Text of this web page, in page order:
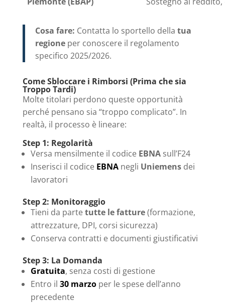
Cosa fare: Contatta lo sportello della tua
regioneper conoscere il regolamento
specifico 2025/2026.
Come Sbloccare i Rimborsi (Prima che sia
Troppo Tardi)
Molte titolari perdono queste opportunità
perché pensano sia “troppo complicato”. In
realtà, il processo è lineare:
Step 1: Regolarità
Versa mensilmente il codice EBNAsull’F24
Inserisci il codice EBNAnegli Uniemensdei
lavoratori
Step 2: Monitoraggio
Tieni da partetutte le fatture(formazione,
attrezzature, DPI, corsi sicurezza)
Conserva contratti e documenti giustificativi
Step 3: La Domanda
Gratuita, senza costi di gestione
Entro il 30 marzo per le spese dell’anno
precedente